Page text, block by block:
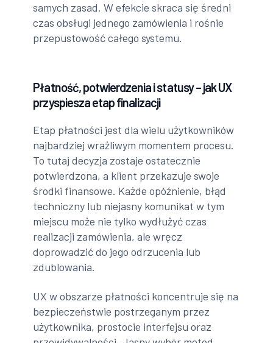
samych zasad. W efekcie skraca się średni
czas obsługi jednego zamówienia i rośnie
przepustowość całego systemu.
Płatność, potwierdzenia i statusy – jak UX
przyspiesza etap finalizacji
Etap płatności jest dla wielu użytkowników
najbardziej wrażliwym momentem procesu.
To tutaj decyzja zostaje ostatecznie
potwierdzona, a klient przekazuje swoje
środki finansowe. Każde opóźnienie, błąd
techniczny lub niejasny komunikat w tym
miejscu może nie tylko wydłużyć czas
realizacji zamówienia, ale wręcz
doprowadzić do jego odrzucenia lub
zdublowania.
UX w obszarze płatności koncentruje się na
bezpieczeństwie postrzeganym przez
użytkownika, prostocie interfejsu oraz